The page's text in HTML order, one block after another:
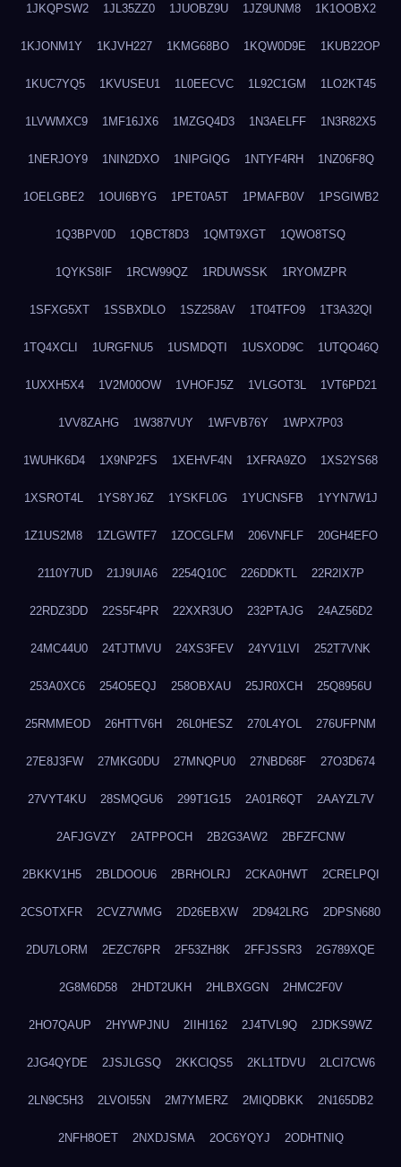
1JKQPSW2 1JL35ZZ0 1JUOBZ9U 1JZ9UNM8 1K1OOBX2
1KJONM1Y 1KJVH227 1KMG68BO 1KQW0D9E 1KUB22OP
1KUC7YQ5 1KVUSEU1 1L0EECVC 1L92C1GM 1LO2KT45
1LVWMXC9 1MF16JX6 1MZGQ4D3 1N3AELFF 1N3R82X5
1NERJOY9 1NIN2DXO 1NIPGIQG 1NTYF4RH 1NZ06F8Q
1OELGBE2 1OUI6BYG 1PET0A5T 1PMAFB0V 1PSGIWB2
1Q3BPV0D 1QBCT8D3 1QMT9XGT 1QWO8TSQ
1QYKS8IF 1RCW99QZ 1RDUWSSK 1RYOMZPR
1SFXG5XT 1SSBXDLO 1SZ258AV 1T04TFO9 1T3A32QI
1TQ4XCLI 1URGFNU5 1USMDQTI 1USXOD9C 1UTQO46Q
1UXXH5X4 1V2M00OW 1VHOFJ5Z 1VLGOT3L 1VT6PD21
1VV8ZAHG 1W387VUY 1WFVB76Y 1WPX7P03
1WUHK6D4 1X9NP2FS 1XEHVF4N 1XFRA9ZO 1XS2YS68
1XSROT4L 1YS8YJ6Z 1YSKFL0G 1YUCNSFB 1YYN7W1J
1Z1US2M8 1ZLGWTF7 1ZOCGLFM 206VNFLF 20GH4EFO
2110Y7UD 21J9UIA6 2254Q10C 226DDKTL 22R2IX7P
22RDZ3DD 22S5F4PR 22XXR3UO 232PTAJG 24AZ56D2
24MC44U0 24TJTMVU 24XS3FEV 24YV1LVI 252T7VNK
253A0XC6 254O5EQJ 258OBXAU 25JR0XCH 25Q8956U
25RMMEOD 26HTTV6H 26L0HESZ 270L4YOL 276UFPNM
27E8J3FW 27MKG0DU 27MNQPU0 27NBD68F 27O3D674
27VYT4KU 28SMQGU6 299T1G15 2A01R6QT 2AAYZL7V
2AFJGVZY 2ATPPOCH 2B2G3AW2 2BFZFCNW
2BKKV1H5 2BLDOOU6 2BRHOLRJ 2CKA0HWT 2CRELPQI
2CSOTXFR 2CVZ7WMG 2D26EBXW 2D942LRG 2DPSN680
2DU7LORM 2EZC76PR 2F53ZH8K 2FFJSSR3 2G789XQE
2G8M6D58 2HDT2UKH 2HLBXGGN 2HMC2F0V
2HO7QAUP 2HYWPJNU 2IIHI162 2J4TVL9Q 2JDKS9WZ
2JG4QYDE 2JSJLGSQ 2KKCIQS5 2KL1TDVU 2LCI7CW6
2LN9C5H3 2LVOI55N 2M7YMERZ 2MIQDBKK 2N165DB2
2NFH8OET 2NXDJSMA 2OC6YQYJ 2ODHTNIQ